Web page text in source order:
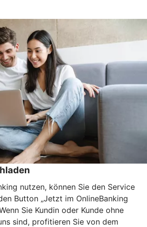
nutzen, können Sie den Service
Button „Jetzt im OnlineBanking
Sie Kundin oder Kunde ohne
sind, profitieren Sie von dem